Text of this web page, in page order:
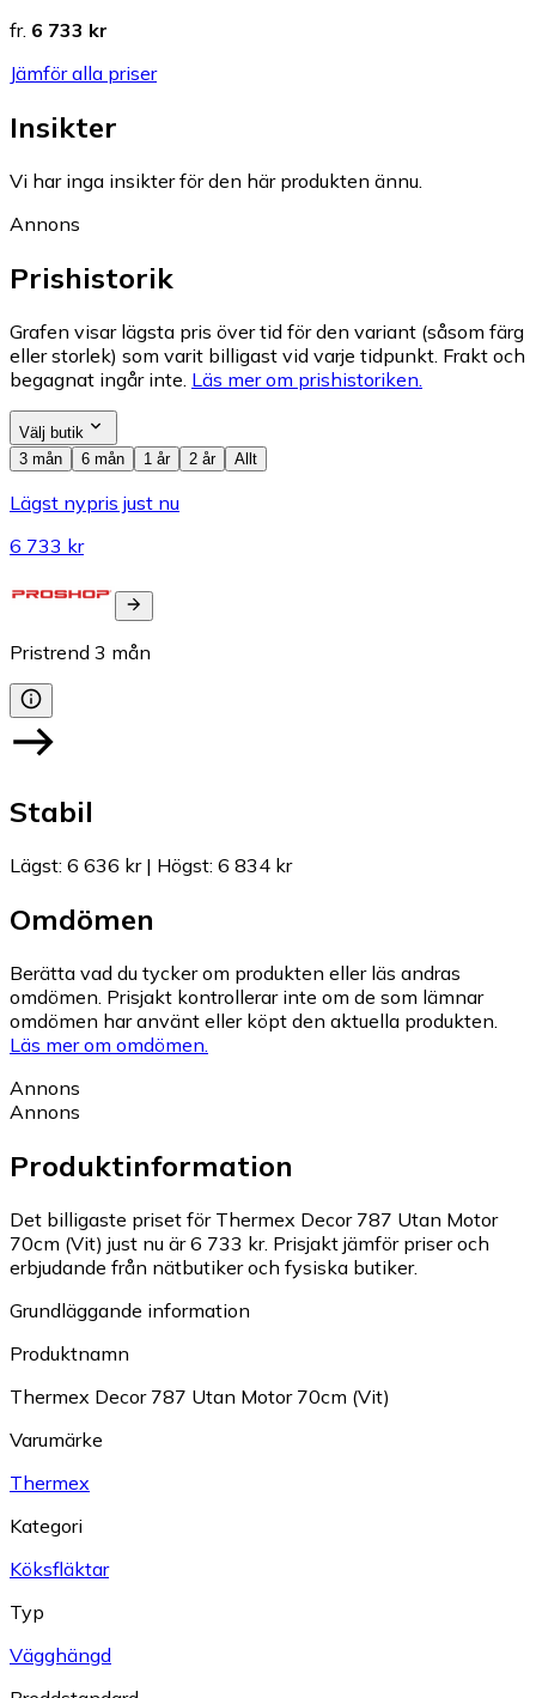
fr. 6 733 kr
Jämför alla priser
Insikter
Vi har inga insikter för den här produkten ännu.
Annons
Prishistorik
Grafen visar lägsta pris över tid för den variant (såsom färg
eller storlek) som varit billigast vid varje tidpunkt. Frakt och
begagnat ingår inte. Läs mer om prishistoriken.
Välj butik
3 mån
6 mån 1 år 2 år Allt
Lägst nypris just nu
6 733 kr
Pristrend 3 mån
Stabil
Lägst: 6 636 kr| Högst: 6 834 kr
Omdömen
Berätta vad du tycker om produkten eller läs andras
omdömen. Prisjakt kontrollerar inte om de som lämnar
omdömen har använt eller köpt den aktuella produkten.
Läs mer om omdömen.
Annons
Annons
Produktinformation
Det billigaste priset för Thermex Decor 787 Utan Motor
70cm (Vit) just nu är 6 733 kr. Prisjakt jämför priser och
erbjudande från nätbutiker och fysiska butiker.
Grundläggande information
Produktnamn
Thermex Decor 787 Utan Motor 70cm (Vit)
Varumärke
Thermex
Kategori
Köksfläktar
Typ
Vägghängd